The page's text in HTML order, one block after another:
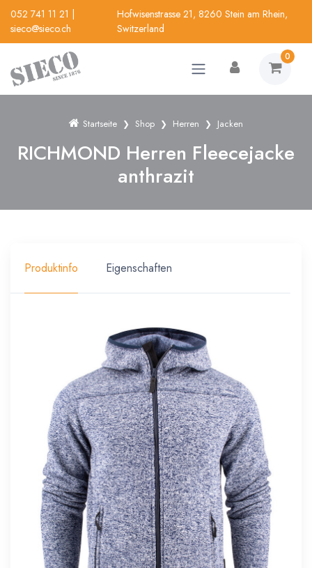
052 741 11 21
sieco@sieco.ch
Hofwisenstrasse 21, 8260 Stein am Rhein,
Switzerland
0
Startseite Shop Herren Jacken
RICHMOND Herren Fleecejacke
anthrazit
Produktinfo Eigenschaften